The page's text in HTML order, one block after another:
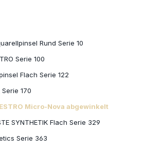
Rund Serie 10
Serie 100
Flach Serie 122
Serie 170
Micro-Nova abgewinkelt
SYNTHETIK Flach Serie 329
Serie 363